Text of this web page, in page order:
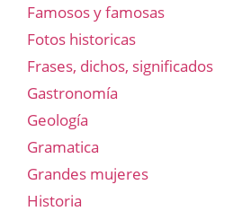
Famosos y famosas
Fotos historicas
Frases, dichos, significados
Gastronomía
Geología
Gramatica
Grandes mujeres
Historia